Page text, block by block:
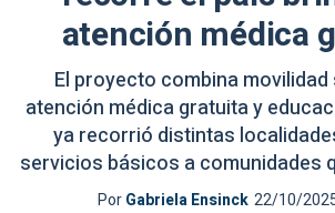
atención médica
El proyecto combina
atención médica gratuita y
ya recorrió distintas
servicios básicos a comunidades
PorGabriela Ensinck 22/10/